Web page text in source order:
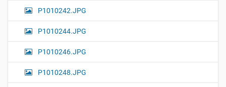
P1010242.JPG
P1010244.JPG
P1010246.JPG
P1010248.JPG